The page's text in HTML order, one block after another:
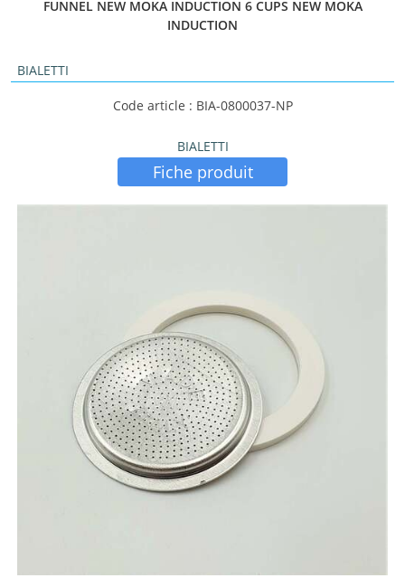
FUNNEL NEW MOKA INDUCTION 6 CUPS NEW MOKA
INDUCTION
BIALETTI
Code article : BIA-0800037-NP
BIALETTI
Fiche produit